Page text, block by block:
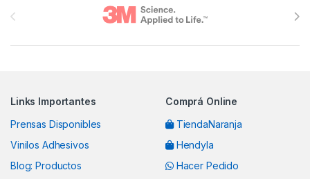
Links Importantes
Prensas Disponibles
Vinilos Adhesivos
Blog: Productos
Comprá Online
TiendaNaranja
Hendyla
Hacer Pedido